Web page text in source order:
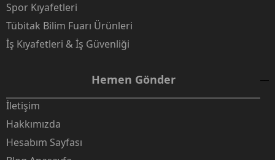
Spor Kıyafetleri
Tübitak Bilim Fuarı Ürünleri
İş Kıyafetleri & İş Güvenliği
Hemen Gönder
İletişim
Hakkımızda
Hesabım Sayfası